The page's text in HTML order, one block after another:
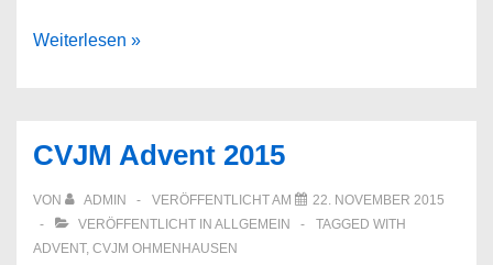
CVJM
Ruhe
in
der
Adventszeit
Weiterlesen »
CVJM Advent 2015
VON ADMIN VERÖFFENTLICHT AM
22. NOVEMBER 2015
VERÖFFENTLICHT IN ALLGEMEIN
TAGGED WITH
ADVENT, CVJM OHMENHAUSEN